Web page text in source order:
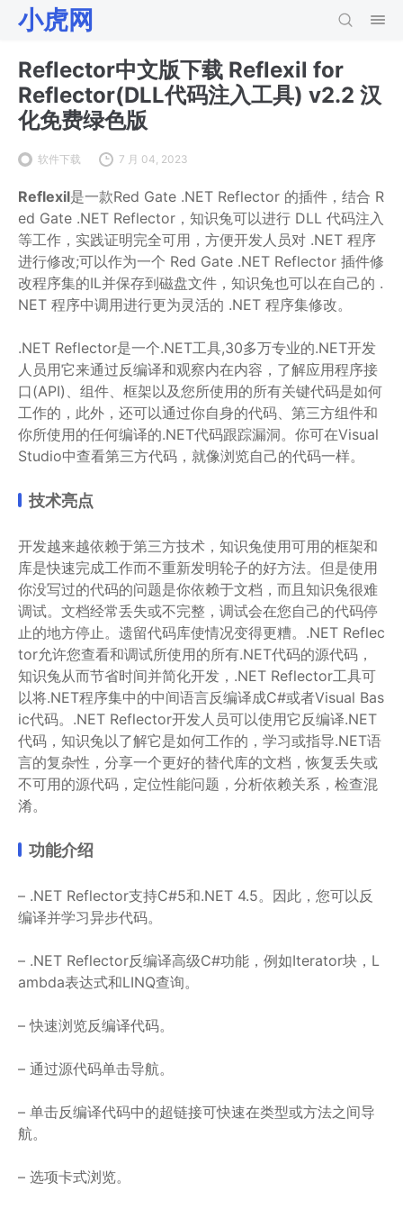
小虎网
Reflector中文版下载 Reflexil for
Reflector(DLL代码注入工具) v2.2 汉
化免费绿色版
软件下载 7 月 04, 2023
Reflexil是一款Red Gate .NET Reflector 的插件，结合 R
ed Gate .NET Reflector，知识兔可以进行 DLL 代码注入
等工作，实践证明完全可用，方便开发人员对 .NET 程序
进行修改;可以作为一个 Red Gate .NET Reflector 插件修
改程序集的IL并保存到磁盘文件，知识兔也可以在自己的 .
NET 程序中调用进行更为灵活的 .NET 程序集修改。
.NET Reflector是一个.NET工具,30多万专业的.NET开发
人员用它来通过反编译和观察内在内容，了解应用程序接
口(API)、组件、框架以及您所使用的所有关键代码是如何
工作的，此外，还可以通过你自身的代码、第三方组件和
你所使用的任何编译的.NET代码跟踪漏洞。你可在Visual
Studio中查看第三方代码，就像浏览自己的代码一样。
技术亮点
开发越来越依赖于第三方技术，知识兔使用可用的框架和
库是快速完成工作而不重新发明轮子的好方法。但是使用
你没写过的代码的问题是你依赖于文档，而且知识兔很难
调试。文档经常丢失或不完整，调试会在您自己的代码停
止的地方停止。遗留代码库使情况变得更糟。.NET Reflec
tor允许您查看和调试所使用的所有.NET代码的源代码，
知识兔从而节省时间并简化开发，.NET Reflector工具可
以将.NET程序集中的中间语言反编译成C#或者Visual Bas
ic代码。.NET Reflector开发人员可以使用它反编译.NET
代码，知识兔以了解它是如何工作的，学习或指导.NET语
言的复杂性，分享一个更好的替代库的文档，恢复丢失或
不可用的源代码，定位性能问题，分析依赖关系，检查混
淆。
功能介绍
– .NET Reflector支持C#5和.NET 4.5。因此，您可以反
编译并学习异步代码。
– .NET Reflector反编译高级C#功能，例如Iterator块，L
ambda表达式和LINQ查询。
– 快速浏览反编译代码。
– 通过源代码单击导航。
– 单击反编译代码中的超链接可快速在类型或方法之间导
航。
– 选项卡式浏览。